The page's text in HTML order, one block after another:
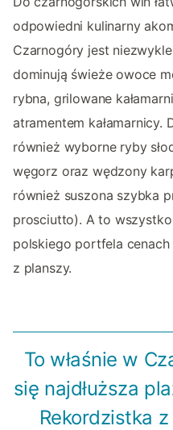
odpowiedni kulinarny
Czarnogóry jest
dominują świeże owoce
rybna, grilowane
atramentem kałamarnicy.
również wyborne ryby
węgorz oraz wędzony
również suszona szybka
prosciutto). A to
polskiego portfela
z planszy.
To właśnie w
się najdłuższa
Rekordzistka